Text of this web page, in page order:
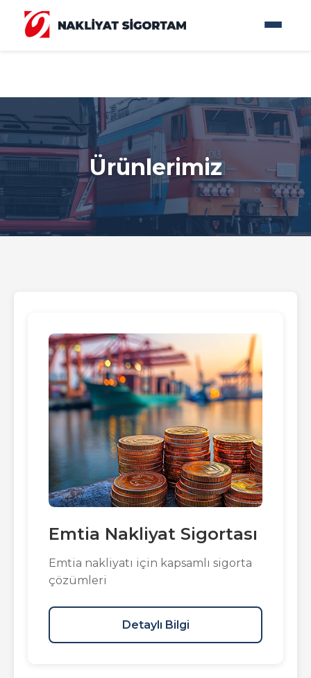
Ürünlerimiz
Emtia Nakliyat Sigortası
Emtia nakliyatı için kapsamlı sigorta
çözümleri
Detaylı Bilgi